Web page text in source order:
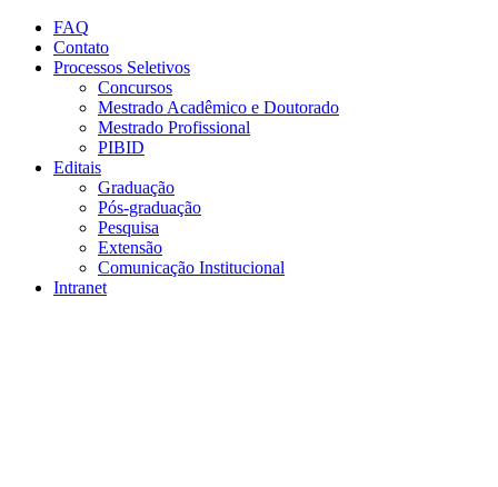
Conteúdo principal
FAQ
Contato
Processos Seletivos
Concursos
Mestrado Acadêmico e Doutorado
Mestrado Profissional
PIBID
Editais
Graduação
Pós-graduação
Pesquisa
Extensão
Comunicação Institucional
Intranet